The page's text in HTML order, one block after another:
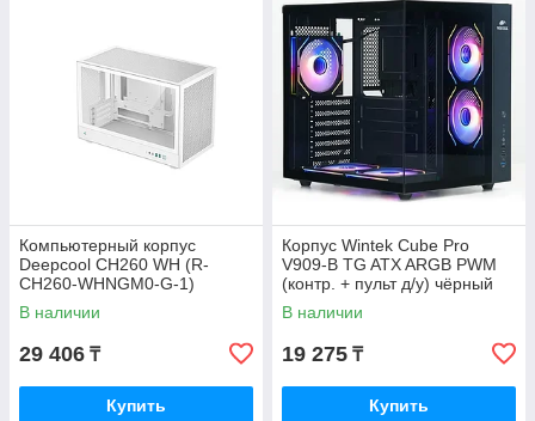
Компьютерный корпус
Deepcool CH260 WH (R-
CH260-WHNGM0-G-1)
В наличии
29 406 ₸
Купить
Корпус Wintek Cube Pro
V909-B TG ATX ARGB PWM
(контр. + пульт д/у) чёрный
В наличии
19 275 ₸
Купить